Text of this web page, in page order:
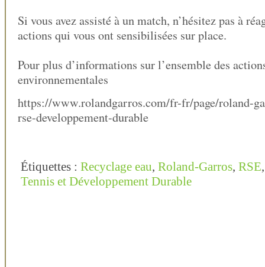
Si vous avez assisté à un match, n’hésitez pas à
actions qui vous ont sensibilisées sur place.
Pour plus d’informations sur l’ensemble des
environnementales
https://www.rolandgarros.com/fr-fr/page/roland-
rse-developpement-durable
Étiquettes : Recyclage eau, Roland-Garros, RSE
Tennis et Développement Durable